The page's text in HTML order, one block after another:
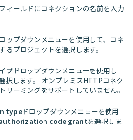
フィールドにコネクションの名前を入力
ップダウンメニューを使用して、コネ
るプロジェクトを選択します。
プドロップダウンメニューを使用し
択します。 オンプレミスHTTPコネク
リーミングをサポートしていません。
typeドロップダウンメニューを使用
code grantを選択しま